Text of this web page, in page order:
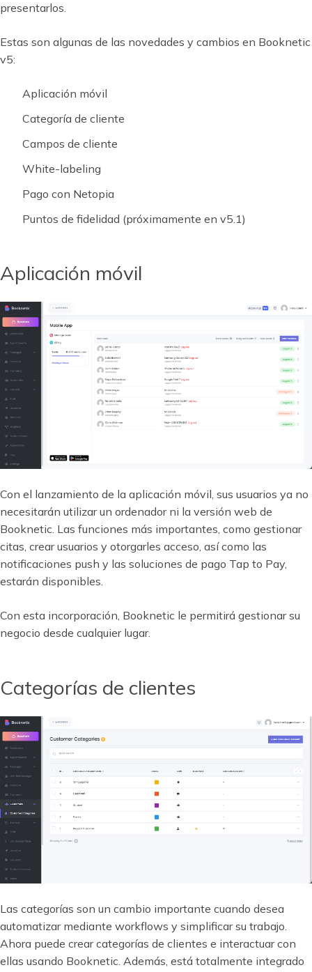
presentarlos.
Estas son algunas de las novedades y cambios en Booknetic
v5:
Aplicación móvil
Categoría de cliente
Campos de cliente
White-labeling
Pago con Netopia
Puntos de fidelidad (próximamente en v5.1)
Aplicación móvil
Con el lanzamiento de la aplicación móvil, sus usuarios ya no
necesitarán utilizar un ordenador ni la versión web de
Booknetic. Las funciones más importantes, como gestionar
citas, crear usuarios y otorgarles acceso, así como las
notificaciones push y las soluciones de pago Tap to Pay,
estarán disponibles.
Con esta incorporación, Booknetic le permitirá gestionar su
negocio desde cualquier lugar.
Categorías de clientes
Las categorías son un cambio importante cuando desea
automatizar mediante workflows y simplificar su trabajo.
Ahora puede crear categorías de clientes e interactuar con
ellas usando Booknetic. Además, está totalmente integrado